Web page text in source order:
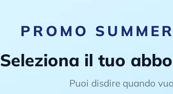
PROMO
Seleziona il tuo
Puoi disdire quando